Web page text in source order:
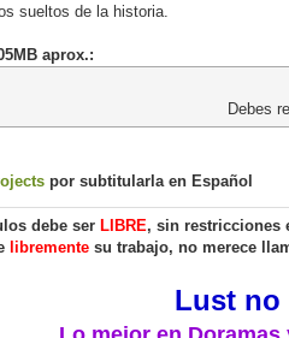
sueltos de la historia.
aprox.:
Debes
por subtitularla en Español
debe ser LIBRE, sin restricciones
libremente su trabajo, no merece
Lust no